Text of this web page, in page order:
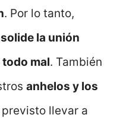
. Por lo tanto,
la unión
mal. También
anhelos y los
llevar a